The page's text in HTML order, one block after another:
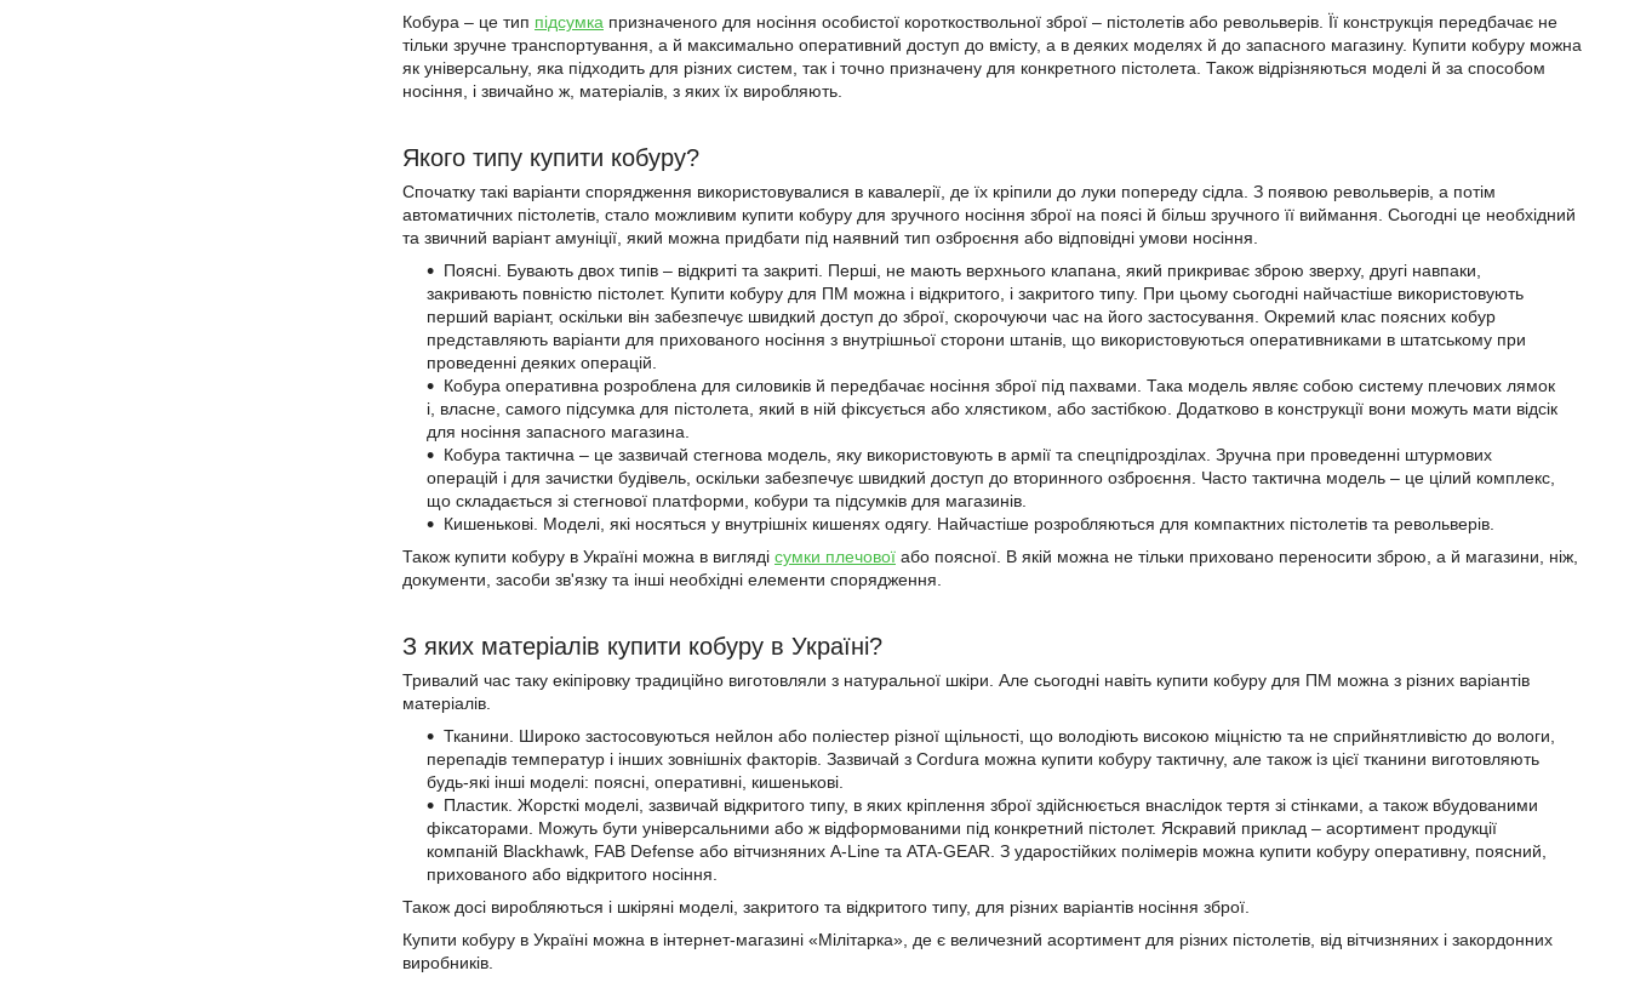
Кобура – це тип підсумка призначеного для носіння особистої короткоствольної зброї – пістолетів або револьверів. Її конструкція передбачає не
тільки зручне транспортування, а й максимально оперативний доступ до вмісту, а в деяких моделях й до запасного магазину. Купити кобуру можна
як універсальну, яка підходить для різних систем, так і точно призначену для конкретного пістолета. Також відрізняються моделі й за способом
носіння, і звичайно ж, матеріалів, з яких їх виробляють.
Якого типу купити кобуру?
Спочатку такі варіанти спорядження використовувалися в кавалерії, де їх кріпили до луки попереду сідла. З появою револьверів, а потім
автоматичних пістолетів, стало можливим купити кобуру для зручного носіння зброї на поясі й більш зручного її виймання. Сьогодні це необхідний
та звичний варіант амуніції, який можна придбати під наявний тип озброєння або відповідні умови носіння.
Поясні. Бувають двох типів – відкриті та закриті. Перші, не мають верхнього клапана, який прикриває зброю зверху, другі навпаки,
закривають повністю пістолет. Купити кобуру для ПМ можна і відкритого, і закритого типу. При цьому сьогодні найчастіше використовують
перший варіант, оскільки він забезпечує швидкий доступ до зброї, скорочуючи час на його застосування. Окремий клас поясних кобур
представляють варіанти для прихованого носіння з внутрішньої сторони штанів, що використовуються оперативниками в штатському при
проведенні деяких операцій.
Кобура оперативна розроблена для силовиків й передбачає носіння зброї під пахвами. Така модель являє собою систему плечових лямок
і, власне, самого підсумка для пістолета, який в ній фіксується або хлястиком, або застібкою. Додатково в конструкції вони можуть мати відсік
для носіння запасного магазина.
Кобура тактична – це зазвичай стегнова модель, яку використовують в армії та спецпідрозділах. Зручна при проведенні штурмових
операцій і для зачистки будівель, оскільки забезпечує швидкий доступ до вторинного озброєння. Часто тактична модель – це цілий комплекс,
що складається зі стегнової платформи, кобури та підсумків для магазинів.
Кишенькові. Моделі, які носяться у внутрішніх кишенях одягу. Найчастіше розробляються для компактних пістолетів та револьверів.
Також купити кобуру в Україні можна в вигляді сумки плечової або поясної. В якій можна не тільки приховано переносити зброю, а й магазини, ніж,
документи, засоби зв'язку та інші необхідні елементи спорядження.
З яких матеріалів купити кобуру в Україні?
Тривалий час таку екіпіровку традиційно виготовляли з натуральної шкіри. Але сьогодні навіть купити кобуру для ПМ можна з різних варіантів
матеріалів.
Тканини. Широко застосовуються нейлон або поліестер різної щільності, що володіють високою міцністю та не сприйнятливістю до вологи,
перепадів температур і інших зовнішніх факторів. Зазвичай з Cordura можна купити кобуру тактичну, але також із цієї тканини виготовляють
будь-які інші моделі: поясні, оперативні, кишенькові.
Пластик. Жорсткі моделі, зазвичай відкритого типу, в яких кріплення зброї здійснюється внаслідок тертя зі стінками, а також вбудованими
фіксаторами. Можуть бути універсальними або ж відформованими під конкретний пістолет. Яскравий приклад – асортимент продукції
компаній Blackhawk, FAB Defense або вітчизняних A-Line та ATA-GEAR. З ударостійких полімерів можна купити кобуру оперативну, поясний,
прихованого або відкритого носіння.
Також досі виробляються і шкіряні моделі, закритого та відкритого типу, для різних варіантів носіння зброї.
Купити кобуру в Україні можна в інтернет-магазині «Мілітарка», де є величезний асортимент для різних пістолетів, від вітчизняних і закордонних
виробників.